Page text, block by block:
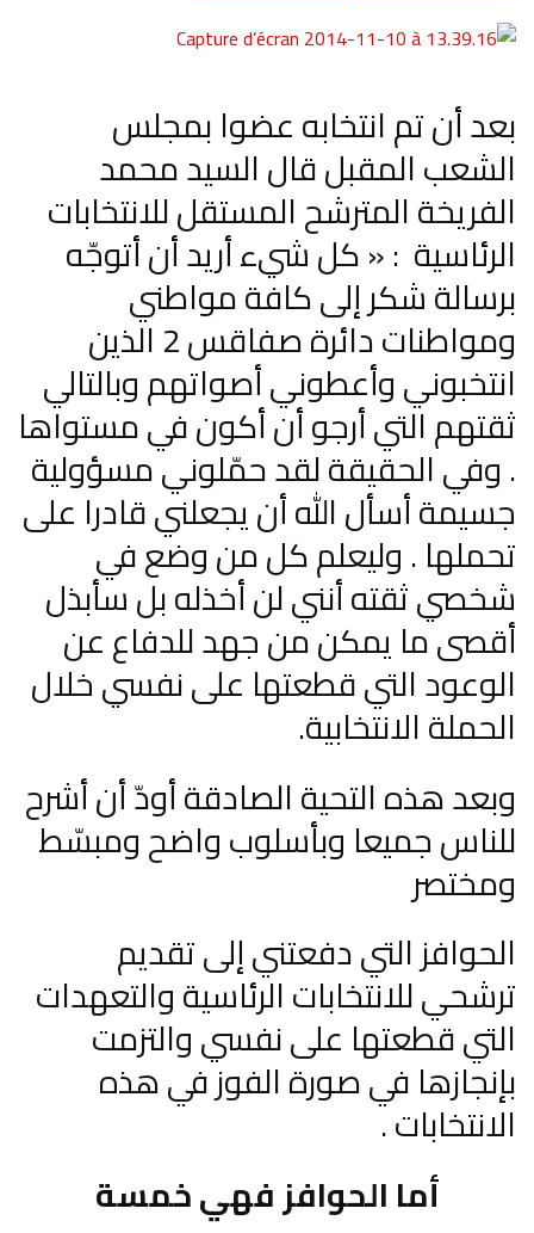
بعد أن تم انتخابه عضوا بمجلس
الشعب المقبل قال السيد محمد
الفريخة المترشح المستقل للانتخابات
الرئاسية : « كل شيء أريد أن أتوجّه
برسالة شكر إلى كافة مواطني
ومواطنات دائرة صفاقس 2 الذين
انتخبوني وأعطوني أصواتهم وبالتالي
ثقتهم التي أرجو أن أكون في مستواها
. وفي الحقيقة لقد حمّلوني مسؤولية
جسيمة أسأل الله أن يجعلني قادرا على
تحملها . وليعلم كل من وضع في
شخصي ثقته أنني لن أخذله بل سأبذل
أقصى ما يمكن من جهد للدفاع عن
الوعود التي قطعتها على نفسي خلال
الحملة الانتخابية.
وبعد هذه التحية الصادقة أودّ أن أشرح
للناس جميعا وبأسلوب واضح ومبسّط
ومختصر
الحوافز التي دفعتني إلى تقديم
ترشحي للانتخابات الرئاسية والتعهدات
التي قطعتها على نفسي والتزمت
بإنجازها في صورة الفوز في هذه
الانتخابات .
أما الحوافز فهي خمسة